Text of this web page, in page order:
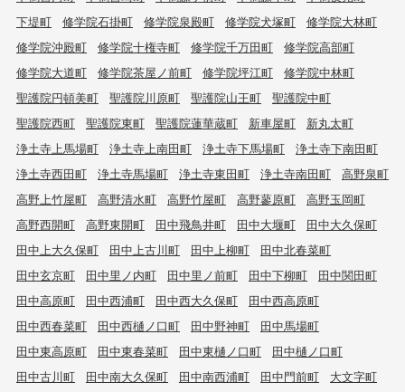
下堤町
修学院石掛町 修学院泉殿町 修学院犬塚町
修学院大林町
修学院沖殿町
修学院十権寺町 修学院千万田町
修学院高部町
修学院大道町
修学院茶屋ノ前町 修学院坪江町
修学院中林町
聖護院円頓美町
聖護院川原町 聖護院山王町
聖護院中町
聖護院西町
聖護院東町 聖護院蓮華蔵町 新車屋町
新丸太町
浄土寺上馬場町
浄土寺上南田町 浄土寺下馬場町
浄土寺下南田町
浄土寺西田町
浄土寺馬場町 浄土寺東田町 浄土寺南田町
高野泉町
高野上竹屋町
高野清水町 高野竹屋町 高野蓼原町
高野玉岡町
高野西開町
高野東開町 田中飛鳥井町 田中大堰町
田中大久保町
田中上大久保町
田中上古川町 田中上柳町
田中北春菜町
田中玄京町
田中里ノ内町 田中里ノ前町 田中下柳町
田中関田町
田中高原町
田中西浦町 田中西大久保町
田中西高原町
田中西春菜町
田中西樋ノ口町 田中野神町
田中馬場町
田中東高原町
田中東春菜町 田中東樋ノ口町
田中樋ノ口町
田中古川町
田中南大久保町 田中南西浦町 田中門前町
大文字町